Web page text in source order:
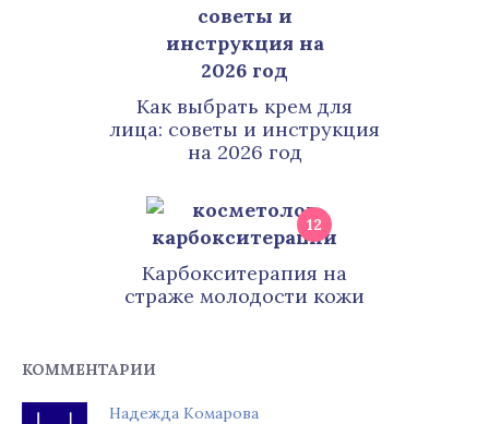
Как выбрать крем для
лица: советы и инструкция
на 2026 год
12
Карбокситерапия на
страже молодости кожи
КОММЕНТАРИИ
Надежда Комарова